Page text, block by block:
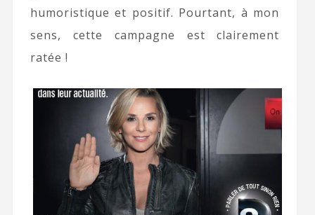
humoristique et positif. Pourtant, à mon
sens, cette campagne est clairement
ratée !